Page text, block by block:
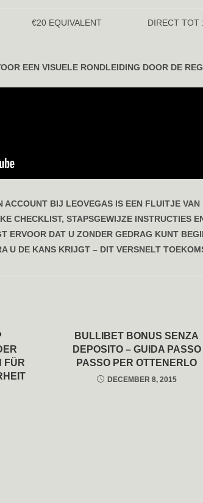
€20 EQUIVALENT DIRECT TOT
EEN VISUELE RONDLEIDING DOOR DE
ACCOUNT BIJ LEOVEGAS IS EEN FLUITJE
CHECKLIST, STAPSGEWIJZE INSTRUCTIES
ERVOOR DAT U ZONDER GEDRAG KUNT
U DE KANS KRIJGT – DIT VERSNELT
FÜR
BULLIBET BONUS SENZA
DEPOSITO – GUIDA PASSO
PASSO PER OTTENERLO
DECEMBER 8, 2015